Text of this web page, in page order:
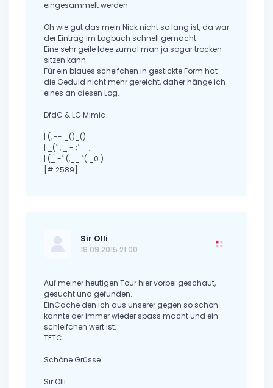
eingesammelt werden.
Oh wie gut das mein Nick nicht so lang ist, da war
der Eintrag im Logbuch schnell gemacht.
Eine sehr geile Idee zumal man ja sogar trocken
sitzen kann.
Für ein blaues scheifchen in gestickte Form hat
die Geduld nicht mehr gereicht, daher hänge ich
eines an diesen Log.
DfdC & LG Mimic
| (,.--._()_()
| _(` , _.- ;` . . ;
| (_ -` (,__ `( _0 )
[# 2589]
Sir Olli
19.09.2015 21:00
Auf meiner heutigen Tour hier vorbei geschaut,
gesucht und gefunden.
EinCache den ich aus unserer gegen so schon
kannte der immer wieder spass macht und ein
schleifchen wert ist.
TFTC
Schöne Grüsse
Sir Olli